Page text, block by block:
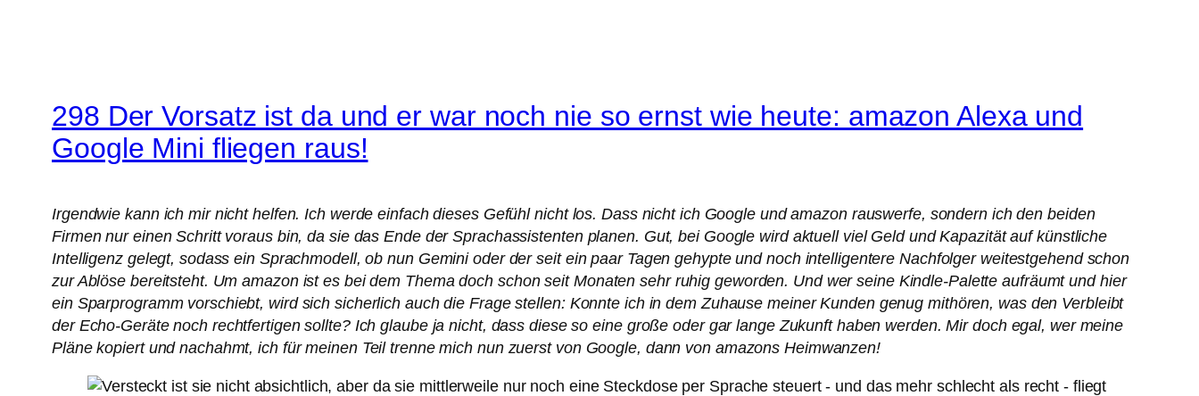
298 Der Vorsatz ist da und er war noch nie so ernst wie heute: amazon Alexa und
Google Mini fliegen raus!
Irgendwie kann ich mir nicht helfen. Ich werde einfach dieses Gefühl nicht los. Dass nicht ich Google und amazon rauswerfe, sondern ich den beiden
Firmen nur einen Schritt voraus bin, da sie das Ende der Sprachassistenten planen. Gut, bei Google wird aktuell viel Geld und Kapazität auf künstliche
Intelligenz gelegt, sodass ein Sprachmodell, ob nun Gemini oder der seit ein paar Tagen gehypte und noch intelligentere Nachfolger weitestgehend schon
zur Ablöse bereitsteht. Um amazon ist es bei dem Thema doch schon seit Monaten sehr ruhig geworden. Und wer seine Kindle-Palette aufräumt und hier
ein Sparprogramm vorschiebt, wird sich sicherlich auch die Frage stellen: Konnte ich in dem Zuhause meiner Kunden genug mithören, was den Verbleibt
der Echo-Geräte noch rechtfertigen sollte? Ich glaube ja nicht, dass diese so eine große oder gar lange Zukunft haben werden. Mir doch egal, wer meine
Pläne kopiert und nachahmt, ich für meinen Teil trenne mich nun zuerst von Google, dann von amazons Heimwanzen!